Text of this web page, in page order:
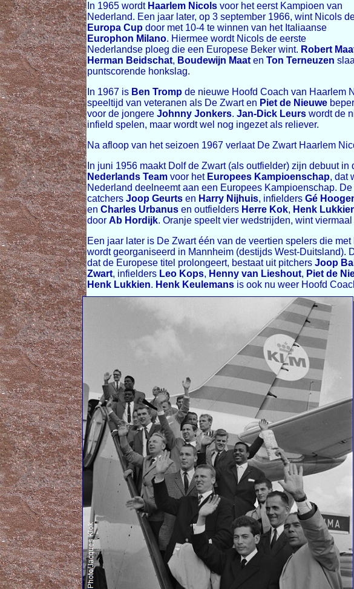
In 1965 wordt Haarlem Nicols voor het eerst Kampioen van
Nederland. Een jaar later, op 3 september 1966, wint Nicols
Europa Cup door met 10-4 te winnen van het Italiaanse
Europhon Milano. Hiermee wordt Nicols de eerste
Nederlandse ploeg die een Europese Beker wint. Robert
Herman Beidschat, Boudewijn Maat en Ton Terneuzen
puntscorende honkslag.
In 1967 is Ben Tromp de nieuwe Hoofd Coach van Haarlem
speeltijd van veteranen als De Zwart en Piet de Nieuwe
voor de jongere Johnny Jonkers. Jan-Dick Leurs wordt de
infield spelen, maar wordt wel nog ingezet als reliever.
Na afloop van het seizoen 1967 verlaat De Zwart Haarlem
In juni 1956 maakt Dolf de Zwart (als outfielder) zijn debuut
Nederlands Team voor het Europees Kampioenschap, dat
Nederland deelneemt aan een Europees Kampioenschap.
catchers Joop Geurts en Harry Nijhuis, infielders Gé
en Charles Urbanus en outfielders Herre Kok, Henk
door Ab Hordijk. Oranje speelt vier wedstrijden, wint
Een jaar later is De Zwart één van de veertien spelers die
wordt georganiseerd in Mannheim (destijds West-Duitsland).
dat de Europese titel prolongeert, bestaat uit pitchers Joop
Zwart, infielders Leo Kops, Henny van Lieshout, Piet de
Henk Lukkien. Henk Keulemans is ook nu weer Hoofd